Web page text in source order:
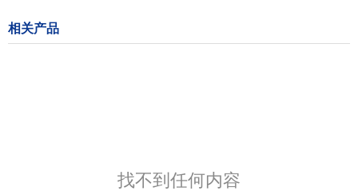
相关产品
找不到任何内容